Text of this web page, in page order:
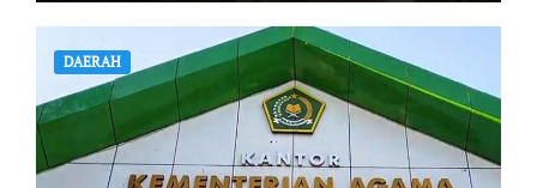
DAERAH